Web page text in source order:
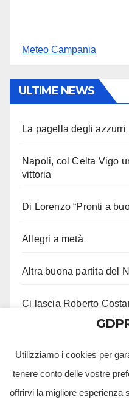
Meteo Campania
ULTIME NEWS
La pagella degli azzurri
Napoli, col Celta Vigo
vittoria
Di Lorenzo “Pronti a
Allegri a metà
Altra buona partita del
Ci lascia Roberto
Utilizziamo i cookies per
tenere conto delle vostre
offrirvi la migliore esperienza